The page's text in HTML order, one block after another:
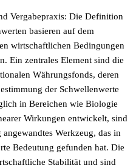
Vergabepraxis: Die Definition
basieren auf dem
wirtschaftlichen Bedingungen
Ein zentrales Element sind die
Währungsfonds, deren
der Schwellenwerte
in Bereichen wie Biologie
Wirkungen entwickelt, sind
Werkzeug, das in
Bedeutung gefunden hat. Die
Stabilität und sind